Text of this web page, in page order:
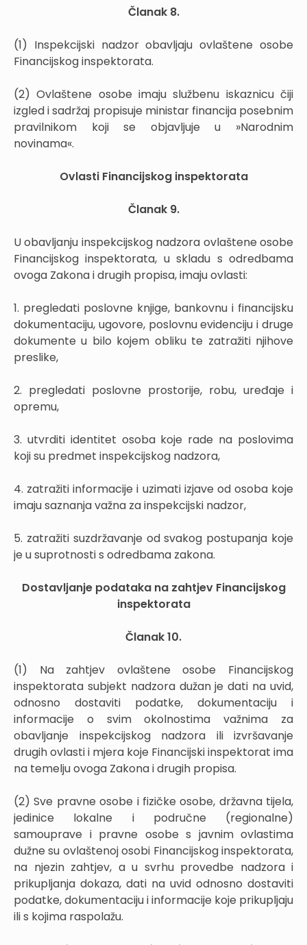
Članak 8.
(1) Inspekcijski nadzor obavljaju ovlaštene osobe
Financijskog inspektorata.
(2) Ovlaštene osobe imaju službenu iskaznicu čiji
izgled i sadržaj propisuje ministar financija posebnim
pravilnikom koji se objavljuje u »Narodnim
novinama«.
Ovlasti Financijskog inspektorata
Članak 9.
U obavljanju inspekcijskog nadzora ovlaštene osobe
Financijskog inspektorata, u skladu s odredbama
ovoga Zakona i drugih propisa, imaju ovlasti:
1. pregledati poslovne knjige, bankovnu i financijsku
dokumentaciju, ugovore, poslovnu evidenciju i druge
dokumente u bilo kojem obliku te zatražiti njihove
preslike,
2. pregledati poslovne prostorije, robu, uređaje i
opremu,
3. utvrditi identitet osoba koje rade na poslovima
koji su predmet inspekcijskog nadzora,
4. zatražiti informacije i uzimati izjave od osoba koje
imaju saznanja važna za inspekcijski nadzor,
5. zatražiti suzdržavanje od svakog postupanja koje
je u suprotnosti s odredbama zakona.
Dostavljanje podataka na zahtjev Financijskog
inspektorata
Članak 10.
(1) Na zahtjev ovlaštene osobe Financijskog
inspektorata subjekt nadzora dužan je dati na uvid,
odnosno dostaviti podatke, dokumentaciju i
informacije o svim okolnostima važnima za
obavljanje inspekcijskog nadzora ili izvršavanje
drugih ovlasti i mjera koje Financijski inspektorat ima
na temelju ovoga Zakona i drugih propisa.
(2) Sve pravne osobe i fizičke osobe, državna tijela,
jedinice lokalne i područne (regionalne)
samouprave i pravne osobe s javnim ovlastima
dužne su ovlaštenoj osobi Financijskog inspektorata,
na njezin zahtjev, a u svrhu provedbe nadzora i
prikupljanja dokaza, dati na uvid odnosno dostaviti
podatke, dokumentaciju i informacije koje prikupljaju
ili s kojima raspolažu.